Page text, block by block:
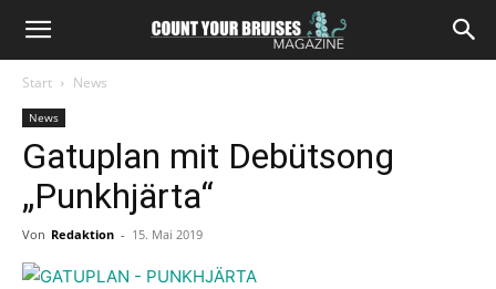
Start News
News
Gatuplan mit Debütsong
„Punkhjärta“
Von Redaktion - 15. Mai 2019